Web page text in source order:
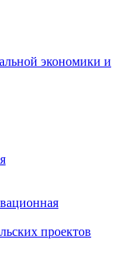
экономики и
проектов